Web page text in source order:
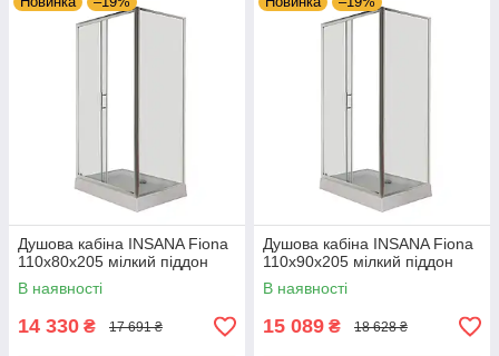
Душова кабіна INSANA Fiona
110x80x205 мілкий піддон
В наявності
14 330 ₴ 17 691 ₴
Душова кабіна INSANA Fiona
110x90x205 мілкий піддон
В наявності
15 089 ₴ 18 628 ₴